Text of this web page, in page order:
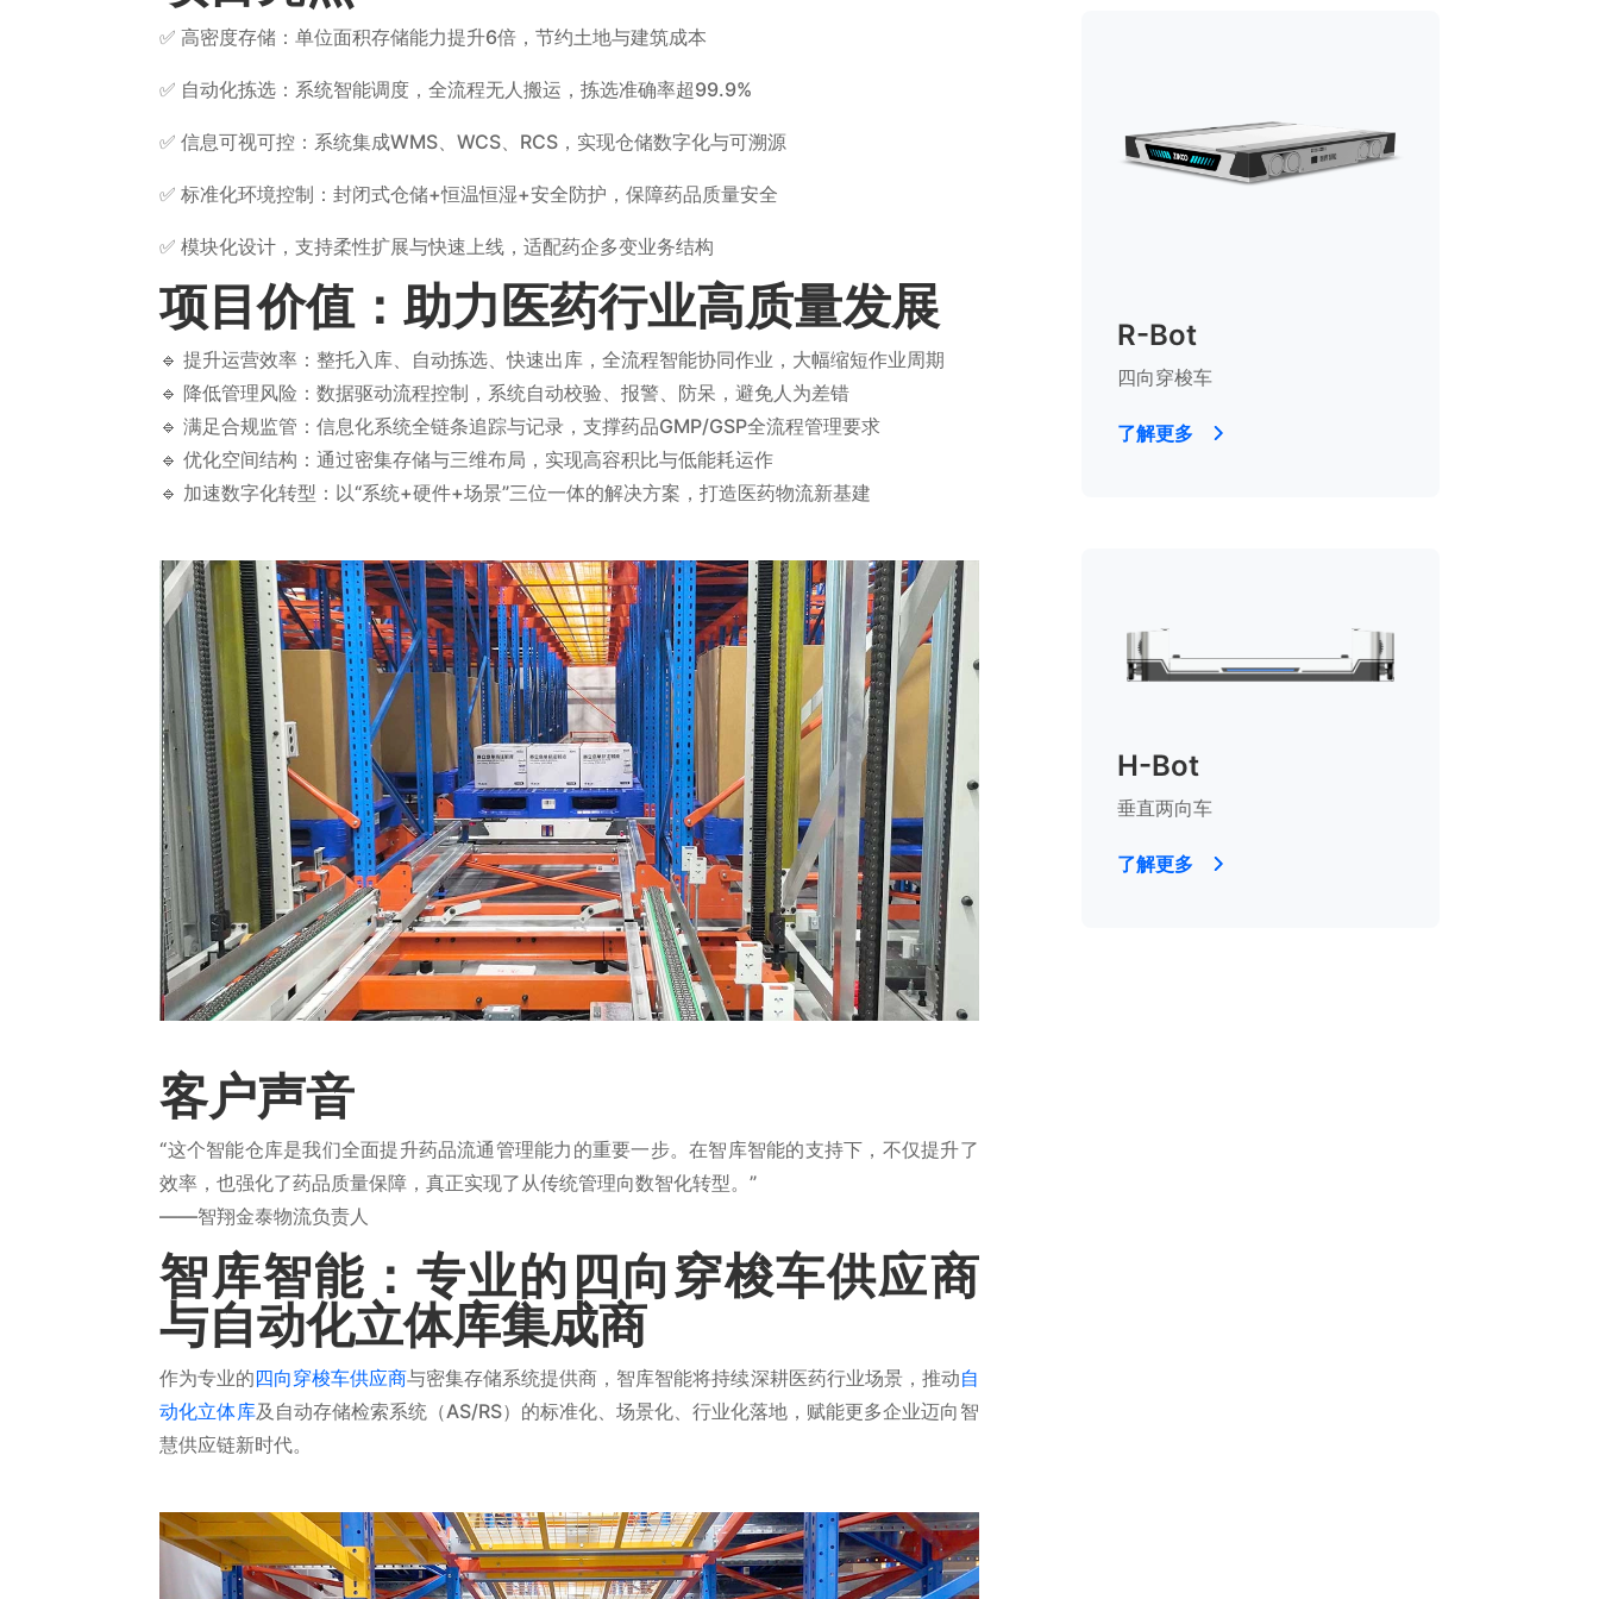
✅ 高密度存储：单位面积存储能力提升6倍，节约土地与建筑成本
✅ 自动化拣选：系统智能调度，全流程无人搬运，拣选准确率超99.9%
✅ 信息可视可控：系统集成WMS、WCS、RCS，实现仓储数字化与可溯源
✅ 标准化环境控制：封闭式仓储+恒温恒湿+安全防护，保障药品质量安全
✅ 模块化设计，支持柔性扩展与快速上线，适配药企多变业务结构
项目价值：助力医药行业高质量发展
🔹 提升运营效率：整托入库、自动拣选、快速出库，全流程智能协同作业，大幅缩短作业周期
🔹 降低管理风险：数据驱动流程控制，系统自动校验、报警、防呆，避免人为差错
🔹 满足合规监管：信息化系统全链条追踪与记录，支撑药品GMP/GSP全流程管理要求
🔹 优化空间结构：通过密集存储与三维布局，实现高容积比与低能耗运作
🔹 加速数字化转型：以“系统+硬件+场景”三位一体的解决方案，打造医药物流新基建
客户声音
“这个智能仓库是我们全面提升药品流通管理能力的重要一步。在智库智能的支持下，不仅提升了
效率，也强化了药品质量保障，真正实现了从传统管理向数智化转型。”
——智翔金泰物流负责人
智库智能：专业的四向穿梭车供应商
与自动化立体库集成商
作为专业的四向穿梭车供应商与密集存储系统提供商，智库智能将持续深耕医药行业场景，推动自
动化立体库及自动存储检索系统（AS/RS）的标准化、场景化、行业化落地，赋能更多企业迈向智
慧供应链新时代。
R-Bot
四向穿梭车
了解更多
H-Bot
垂直两向车
了解更多